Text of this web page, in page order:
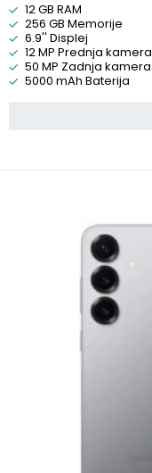
12 GB RAM
256 GB Memorije
6.9'' Displej
12 MP Prednja kamera
50 MP Zadnja kamera
5000 mAh Baterija